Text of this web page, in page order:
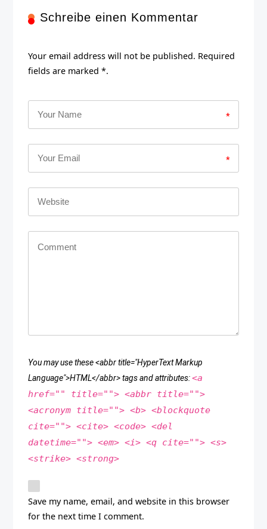
Schreibe einen Kommentar
Your email address will not be published. Required
fields are marked *.
*
*
You may use these <abbr title="HyperText Markup
Language">HTML</abbr> tags and attributes:<a
href="" title=""> <abbr title="">
<acronym title=""> <b> <blockquote
cite=""> <cite> <code> <del
datetime=""> <em> <i> <q cite=""> <s>
<strike> <strong>
Save my name, email, and website in this browser
for the next time I comment.